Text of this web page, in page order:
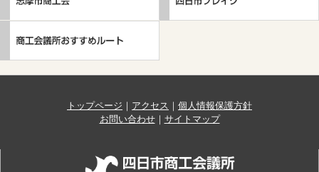
トップページ ｜ アクセス ｜ 個人情報保護方針
お問い合わせ｜ サイトマップ